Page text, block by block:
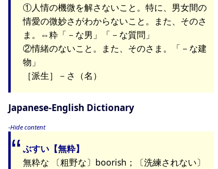
①人情の機微を解さないこと。特に、男女間の
情愛の微妙さがわからないこと。また、そのさ
ま。⇔粋「－な男」「－な質問」
②情緒のないこと。また、そのさま。「－な建
物」
［派生］－さ（名）
Japanese-English Dictionary
-Hide content
ぶすい【無粋】
無粋な 〔粗野な〕boorish；〔洗練されない〕